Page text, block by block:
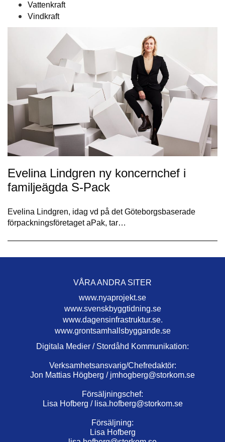
Vattenkraft
Vindkraft
Evelina Lindgren ny koncernchef i
familjeägda S-Pack
Evelina Lindgren, idag vd på det Göteborgsbaserade
förpackningsföretaget aPak, tar…
VÅRA ANDRA SITER
www.nyaprojekt.se
www.svenskbyggtidning.se
www.dagensinfrastruktur.se.
www.grontsamhallsbyggande.se
Digitala Medier / Stordåhd Kommunikation:
Verksamhetsansvarig/Chefredaktör:
Jon Mattias Högberg / jmhogberg@storkom.se
Försäljningschef:
Lisa Hofberg / lisa.hofberg@storkom.se
Försäljning:
Lisa Hofberg